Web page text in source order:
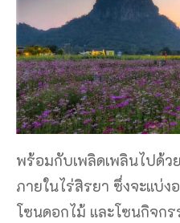
พร้อมกับเพลิดเพลินไปด้ว
ภายในไร่สิรยา ซึ่งจะแบ่
โซนดอกไม้ และโซนกิจก